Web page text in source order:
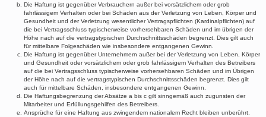
Die Haftung ist gegenüber Verbrauchern außer bei vorsätzlichem oder grob
fahrlässigem Verhalten oder bei Schäden aus der Verletzung von Leben, Körper und
Gesundheit und der Verletzung wesentlicher Vertragspflichten (Kardinalpflichten) auf
die bei Vertragsschluss typischerweise vorhersehbaren Schäden und im übrigen der
Höhe nach auf die vertragstypischen Durchschnittsschäden begrenzt. Dies gilt auch
für mittelbare Folgeschäden wie insbesondere entgangenen Gewinn.
Die Haftung ist gegenüber Unternehmern außer bei der Verletzung von Leben, Körper
und Gesundheit oder vorsätzlichem oder grob fahrlässigem Verhalten des Betreibers
auf die bei Vertragsschluss typischerweise vorhersehbaren Schäden und im Übrigen
der Höhe nach auf die vertragstypischen Durchschnittsschäden begrenzt. Dies gilt
auch für mittelbare Schäden, insbesondere entgangenen Gewinn.
Die Haftungsbegrenzung der Absätze a bis c gilt sinngemäß auch zugunsten der
Mitarbeiter und Erfüllungsgehilfen des Betreibers.
Ansprüche für eine Haftung aus zwingendem nationalem Recht bleiben unberührt.